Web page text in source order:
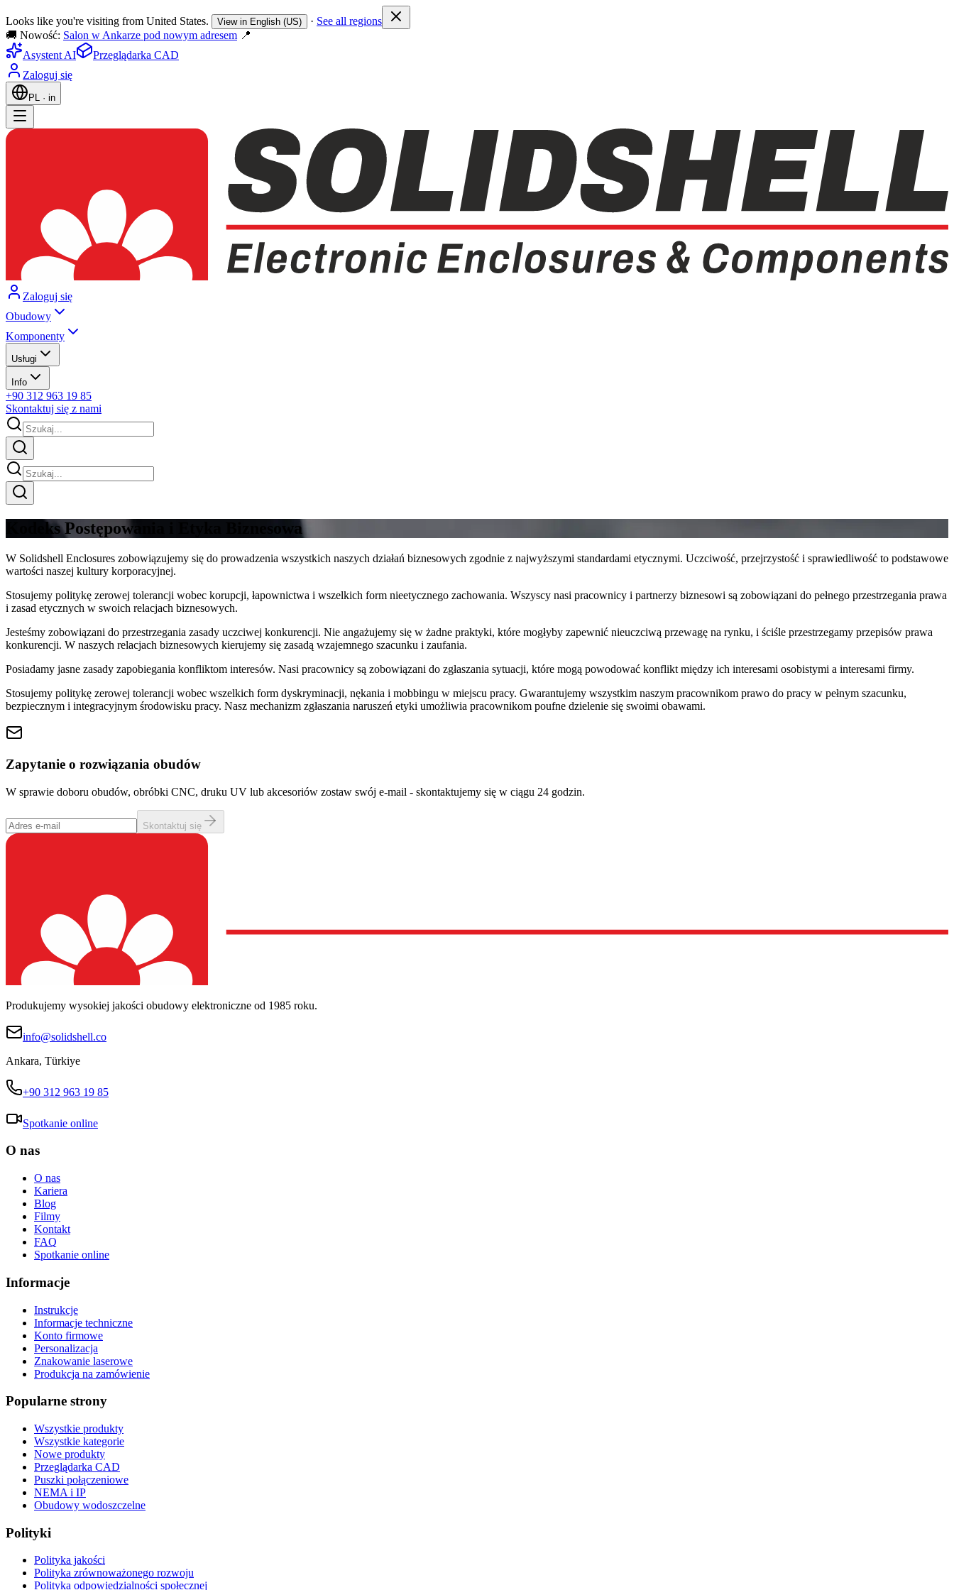
Looks like you're visiting from United States. View in English (US) · See all regions
🚚 Nowość: Salon w Ankarze pod nowym adresem 📍
Asystent AI
Przeglądarka CAD
Zaloguj się
PL · in
Zaloguj się
Obudowy
Komponenty
Usługi
Info
+90 312 963 19 85
Skontaktuj się z nami
Kodeks Postępowania i Etyka Biznesowa
W Solidshell Enclosures zobowiązujemy się do prowadzenia wszystkich naszych działań biznesowych zgodnie z najwyższymi standardami etycznymi. Uczciwość, przejrzystość i sprawiedliwość to podstawowe
wartości naszej kultury korporacyjnej.
Stosujemy politykę zerowej tolerancji wobec korupcji, łapownictwa i wszelkich form nieetycznego zachowania. Wszyscy nasi pracownicy i partnerzy biznesowi są zobowiązani do pełnego przestrzegania prawa
i zasad etycznych w swoich relacjach biznesowych.
Jesteśmy zobowiązani do przestrzegania zasady uczciwej konkurencji. Nie angażujemy się w żadne praktyki, które mogłyby zapewnić nieuczciwą przewagę na rynku, i ściśle przestrzegamy przepisów prawa
konkurencji. W naszych relacjach biznesowych kierujemy się zasadą wzajemnego szacunku i zaufania.
Posiadamy jasne zasady zapobiegania konfliktom interesów. Nasi pracownicy są zobowiązani do zgłaszania sytuacji, które mogą powodować konflikt między ich interesami osobistymi a interesami firmy.
Stosujemy politykę zerowej tolerancji wobec wszelkich form dyskryminacji, nękania i mobbingu w miejscu pracy. Gwarantujemy wszystkim naszym pracownikom prawo do pracy w pełnym szacunku,
bezpiecznym i integracyjnym środowisku pracy. Nasz mechanizm zgłaszania naruszeń etyki umożliwia pracownikom poufne dzielenie się swoimi obawami.
Zapytanie o rozwiązania obudów
W sprawie doboru obudów, obróbki CNC, druku UV lub akcesoriów zostaw swój e-mail - skontaktujemy się w ciągu 24 godzin.
Skontaktuj się
Produkujemy wysokiej jakości obudowy elektroniczne od 1985 roku.
info@solidshell.co
Ankara, Türkiye
+90 312 963 19 85
Spotkanie online
O nas
O nas
Kariera
Blog
Filmy
Kontakt
FAQ
Spotkanie online
Informacje
Instrukcje
Informacje techniczne
Konto firmowe
Personalizacja
Znakowanie laserowe
Produkcja na zamówienie
Popularne strony
Wszystkie produkty
Wszystkie kategorie
Nowe produkty
Przeglądarka CAD
Puszki połączeniowe
NEMA i IP
Obudowy wodoszczelne
Polityki
Polityka jakości
Polityka zrównoważonego rozwoju
Polityka odpowiedzialności społecznej